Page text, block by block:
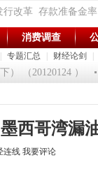
行改革 存款准备金率
专题汇总 财经论剑
消费调查
（20120124 ）
西哥湾漏
连线 我要评论